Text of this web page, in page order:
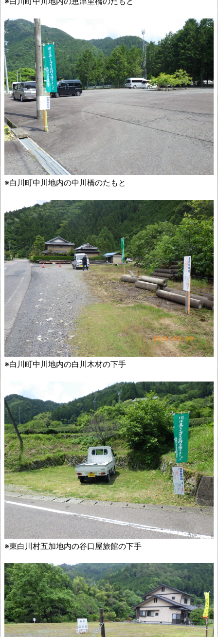
※白川町中川地内の中川橋のたもと
※白川町中川地内の白川木材の下手
※東白川村五加地内の谷口屋旅館の下手